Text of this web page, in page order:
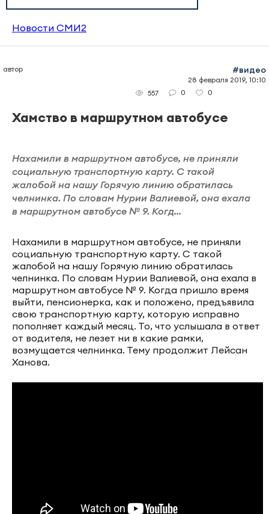
Новости СМИ2
автор #видео
28 февраля 2019, 10:10
557
0 0
Хамство в маршрутном автобусе
Нахамили в маршрутном автобусе, не приняли
социальную транспортную карту. С такой
жалобой на нашу Горячую линию обратилась
челнинка. По словам Нурии Валиевой, она ехала
в маршрутном автобусе № 9. Когд...
Нахамили в маршрутном автобусе, не приняли
социальную транспортную карту. С такой
жалобой на нашу Горячую линию обратилась
челнинка. По словам Нурии Валиевой, она ехала в
маршрутном автобусе № 9. Когда пришло время
выйти, пенсионерка, как и положено, предъявила
свою транспортную карту, которую исправно
пополняет каждый месяц. То, что услышала в ответ
от водителя, не лезет ни в какие рамки,
возмущается челнинка. Тему продолжит Лейсан
Ханова.